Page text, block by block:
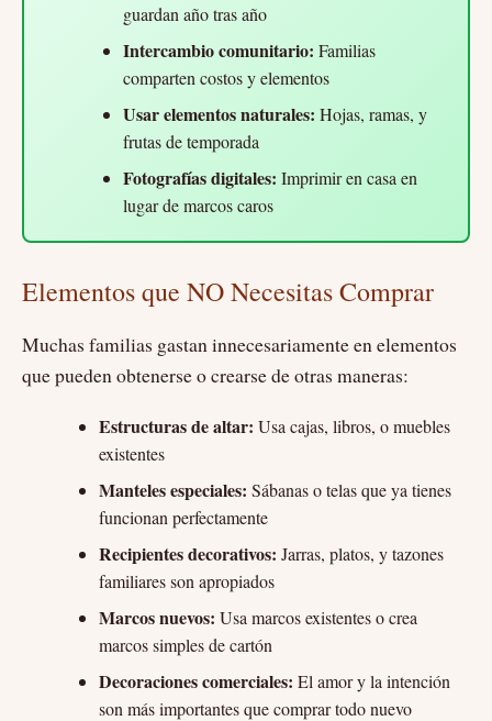
guardan año tras año
Intercambio comunitario: Familias
comparten costos y elementos
Usar elementos naturales: Hojas, ramas, y
frutas de temporada
Fotografías digitales: Imprimir en casa en
lugar de marcos caros
Elementos que NO Necesitas Comprar
Muchas familias gastan innecesariamente en elementos
que pueden obtenerse o crearse de otras maneras:
Estructuras de altar: Usa cajas, libros, o muebles
existentes
Manteles especiales: Sábanas o telas que ya tienes
funcionan perfectamente
Recipientes decorativos: Jarras, platos, y tazones
familiares son apropiados
Marcos nuevos: Usa marcos existentes o crea
marcos simples de cartón
Decoraciones comerciales: El amor y la intención
son más importantes que comprar todo nuevo